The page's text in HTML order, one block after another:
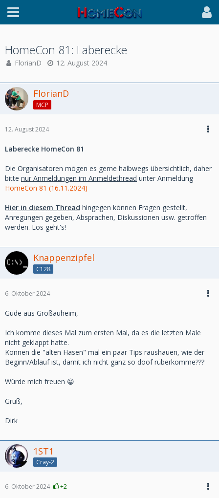
HomeCon 81: Laberecke
FlorianD 12. August 2024
FlorianD
MCP
12. August 2024
Laberecke HomeCon 81
Die Organisatoren mögen es gerne halbwegs übersichtlich, daher
bitte nur Anmeldungen im Anmeldethread unter Anmeldung
HomeCon 81 (16.11.2024)
Hier in diesem Thread hingegen können Fragen gestellt,
Anregungen gegeben, Absprachen, Diskussionen usw. getroffen
werden. Los geht's!
Knappenzipfel
C128
6. Oktober 2024
Gude aus Großauheim,
Ich komme dieses Mal zum ersten Mal, da es die letzten Male
nicht geklappt hatte.
Können die "alten Hasen" mal ein paar Tips raushauen, wie der
Beginn/Ablauf ist, damit ich nicht ganz so doof rüberkomme???
Würde mich freuen 😁
Gruß,
Dirk
1ST1
Cray-2
6. Oktober 2024 +2